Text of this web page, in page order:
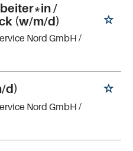
/
(w/m/d)
Nord GmbH /
d)
Nord GmbH /